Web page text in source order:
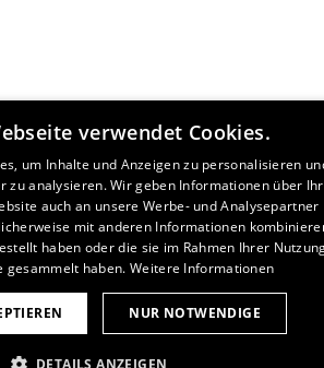
verwendet Cookies.
um Inhalte und Anzeigen zu personalisieren
zu analysieren. Wir geben Informationen über
auch an unsere Werbe- und Analysepartner
mit anderen Informationen
haben oder die sie im Rahmen Ihrer
gesammelt haben. Weitere Informationen
NUR NOTWENDIGE
DETAILS ANZEIGEN